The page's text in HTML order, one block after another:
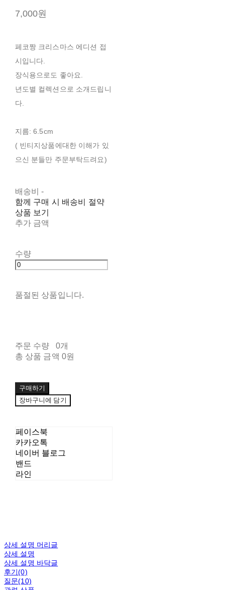
7,000원
페코짱 크리스마스 에디션 접
시입니다.
장식용으로도 좋아요.
년도별 컬렉션으로 소개드립니
다.
지름: 6.5cm
( 빈티지상품에대한 이해가 있
으신 분들만 주문부탁드려요)
배송비-
함께 구매 시 배송비 절약
상품 보기
추가 금액
수량
품절된 상품입니다.
주문 수량
0개
총 상품 금액 0원
구매하기
장바구니에 담기
페이스북
카카오톡
네이버 블로그
밴드
라인
상세 설명 머리글
상세 설명
상세 설명 바닥글
후기(0)
질문(10)